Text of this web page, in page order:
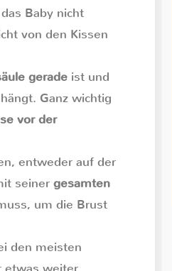
Baby nicht
von den Kissen
gerade ist und
Ganz wichtig
vor der
entweder auf der
seiner gesamten
um die Brust
den meisten